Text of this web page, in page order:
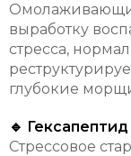
выработку
стресса,
глубокие
🔹
Стрессовое